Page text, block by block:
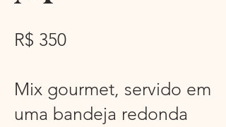
R$ 350
Mix gourmet, servido em
uma bandeja redonda